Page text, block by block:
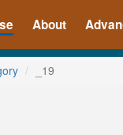
About
_19